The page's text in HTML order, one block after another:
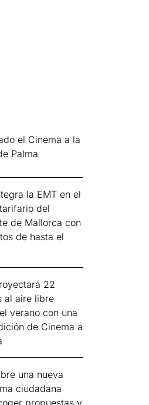
el Cinema a la
Palma
la EMT en el
del
de Mallorca con
de hasta el
22
al aire libre
verano con una
de Cinema a
una nueva
ciudadana